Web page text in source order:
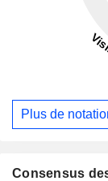
Plus de
Consensus